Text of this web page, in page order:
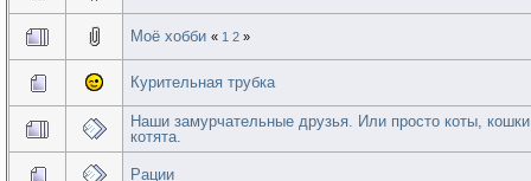
Моё хобби « 1 2 »
Курительная трубка
Наши замурчательные друзья. Или просто коты,
котята.
Рации